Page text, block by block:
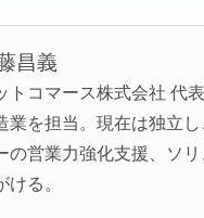
昌義
トコマース株式会社 代
業を担当。現在は独立
の営業力強化支援、ソ
ける。